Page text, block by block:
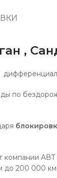
,
по
до 200 000 км.